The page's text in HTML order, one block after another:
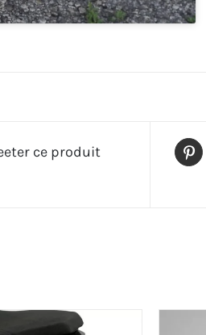
ce produit